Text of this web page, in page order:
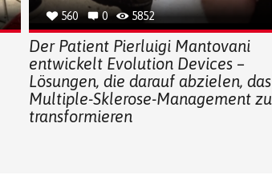
560 0 5852
Der Patient Pierluigi Mantovani
entwickelt Evolution Devices –
Lösungen, die darauf abzielen, das
Multiple-Sklerose-Management zu
transformieren